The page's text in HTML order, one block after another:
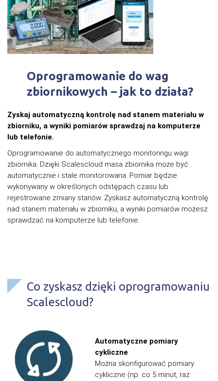
Oprogramowanie do wag
zbiornikowych – jak to działa?
Zyskaj automatyczną kontrolę nad stanem materiału w
zbiorniku, a wyniki pomiarów sprawdzaj na komputerze
lub telefonie.
Oprogramowanie do automatycznego monitoringu wagi
zbiornika. Dzięki Scalescloud masa zbiornika może być
automatycznie i stale monitorowana. Pomiar będzie
wykonywany w określonych odstępach czasu lub
rejestrowane zmiany stanów. Zyskasz automatyczną kontrolę
nad stanem materiału w zbiorniku, a wyniki pomiarów możesz
sprawdzać na komputerze lub telefonie.
Co zyskasz dzięki oprogramowaniu
Scalescloud?
Automatyczne pomiary
cykliczne
Można skonfigurować pomiary
cykliczne (np. co 5 minut, raz